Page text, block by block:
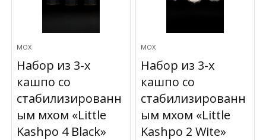
МОХ
Набор из 3-х
кашпо со
стабилизированн
ым мхом «Little
Kashpo 4 Black»
МОХ
Набор из 3-х
кашпо со
стабилизированн
ым мхом «Little
Kashpo 2 Wite»